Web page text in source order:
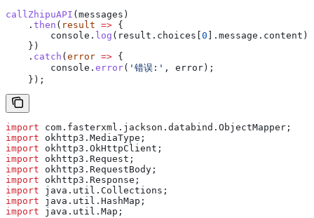
callZhipuAPI ( messages )
    .
then ( result => {
        console
. log ( result . choices 0 ]. message . content );
    })
    .
catch ( error => {
        console
. error( '错误:' , error );
    });
import com.fasterxml.jackson.databind.ObjectMapper;
import okhttp3.MediaType;
import okhttp3.OkHttpClient;
import okhttp3.Request;
import okhttp3.RequestBody;
import okhttp3.Response;
import java.util.Collections;
import java.util.HashMap;
import java.util.Map;